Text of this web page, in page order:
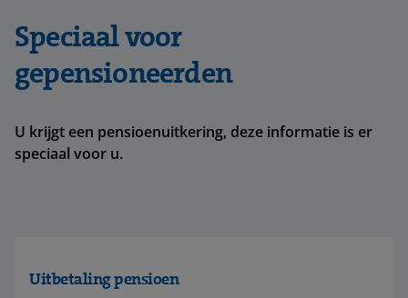
Speciaal voor
gepensioneerden
U krijgt een pensioenuitkering, deze informatie is er
speciaal voor u.
Uitbetaling pensioen